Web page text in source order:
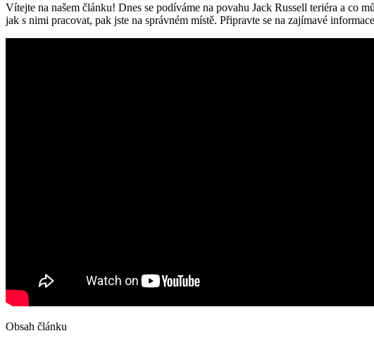
Vítejte ​na našem článku! Dnes se podíváme ⁤na povahu Jack Russell teriéra a co⁣
jak ‌s nimi pracovat, pak ⁢jste na správném místě. Připravte se na zajímavé
Obsah článku